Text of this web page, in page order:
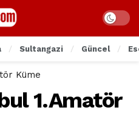
Sultangazi Güncel
Küme
1.Amatör